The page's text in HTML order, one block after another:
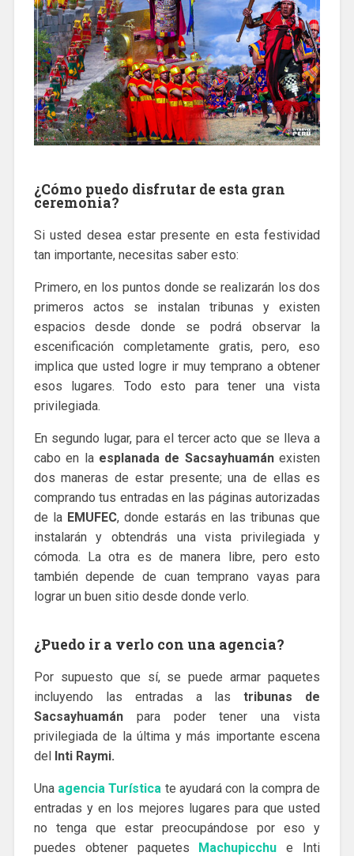
¿Cómo puedo disfrutar de esta gran
ceremonia?
Si usted desea estar presente en esta festividad
tan importante, necesitas saber esto:
Primero, en los puntos donde se realizarán los dos
primeros actos se instalan tribunas y existen
espacios desde donde se podrá observar la
escenificación completamente gratis, pero, eso
implica que usted logre ir muy temprano a obtener
esos lugares. Todo esto para tener una vista
privilegiada.
En segundo lugar, para el tercer acto que se lleva a
cabo en la esplanada de Sacsayhuamánexisten
dos maneras de estar presente; una de ellas es
comprando tus entradas en las páginas autorizadas
de la EMUFEC, donde estarás en las tribunas que
instalarán y obtendrás una vista privilegiada y
cómoda. La otra es de manera libre, pero esto
también depende de cuan temprano vayas para
lograr un buen sitio desde donde verlo.
¿Puedo ir a verlo con una agencia?
Por supuesto que sí, se puede armar paquetes
incluyendo las entradas a lastribunas de
Sacsayhuamánpara poder tener una vista
privilegiada de la última y más importante escena
del Inti Raymi.
Una agencia Turística te ayudará con la compra de
entradas y en los mejores lugares para que usted
no tenga que estar preocupándose por eso y
puedes obtener paquetes Machupicchu e Inti